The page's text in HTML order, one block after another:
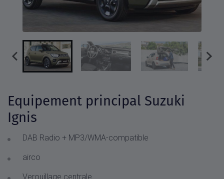
Equipement principal Suzuki
Ignis
DAB Radio + MP3/WMA-compatible
airco
Verouillage centrale